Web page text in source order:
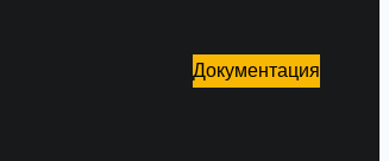
Документация